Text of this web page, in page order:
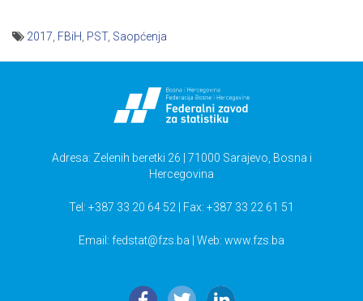
2017 FBiH PST, Saopćenja
Adresa: Zelenih beretki 26 | 71000 Sarajevo, Bosna i
Hercegovina
Tel: +387 33 20 64 52 | Fax: +387 33 22 61 51
Email: fedstat@fzs.ba | Web: www.fzs.ba